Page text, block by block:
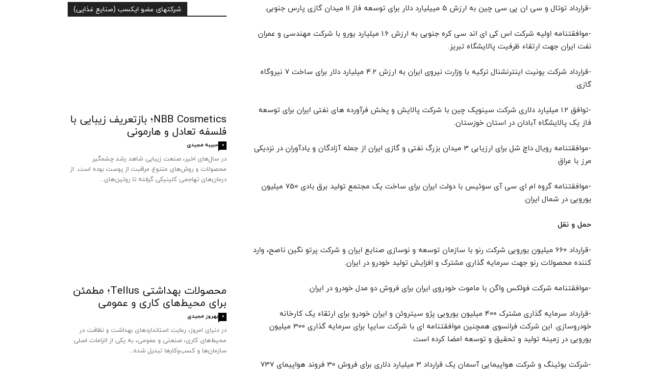
-قرارداد توتال و سی ان پی سی چین به ارزش 5 مییلیارد دلار برای توسعه فاز 11 میدان گازی پارس جنوبی.
-موافقتنامه اولیه شرکت اس کی ای اند سی کره جنوبی به ارزش 1.6 میلیارد یورو با شرکت مهندسی و عمران
نفت ایران جهت ارتقاء ظرفیت پالایشگاه تبریز.
-قرارداد شرکت یونیت اینترنشنال ترکیه با وزارت نیروی ایران به ارزش 4.2 میلیارد دلار برای ساخت 7 نیروگاه
گازی.
-توافق 1.2 میلیارد دلاری شرکت سینوپک چین با شرکت پالایش و پخش فرآورده های نفتی ایران برای توسعه
فاز یک پالایشگاه آبادان در استان خوزستان.
-موافقتنامه رویال داچ شل برای ارزیابی 3 میدان بزرگ نفتی و گازی ایران از جمله آزادگان و یادآوران در نزدیکی
مرز با عراق
-موافقتنامه گروه ام ای سی آی سوئیس با دولت ایران برای ساخت یک مجتمع تولید برق بادی 750 میلیون
یورویی در شمال ایران.
حمل و نقل
-قرارداد 660 میلیون یورویی شرکت رنو با سازمان توسعه و نوسازی صنایع ایران و شرکت پرتو نگین ناصح، وارد
کننده محصولات رنو جهت سرمایه گذاری مشترک و افزایش تولید خودرو در ایران.
-موافقتنامه شرکت فولکس واگن با ماموت خودروی ایران برای فروش دو مدل خودرو در ایران.
-قرارداد سرمایه گذاری مشترک 400 میلیون یورویی پژو سیتروئن و ایران خودرو برای ارتقاء یک کارخانه
خودروسازی. این شرکت فرانسوی همچنین موافقتنامه ای با شرکت سایپا برای سرمایه گذاری 300 میلیون
یورویی در زمینه تولید و تحقیق و توسعه امضا کرده است.
-شرکت بوئینگ و شرکت هواپیمایی آسمان یک قرارداد 3 میلیارد دلاری برای فروش 30 فروند هواپیمای 737
شرکتهای عضو ایکسب (صنایع غذایی)
NBB Cosmetics؛ بازتعریف زیبایی با
فلسفه تعادل و هارمونی
حبیبه مجیدی 0
در سال‌های اخیر، صنعت زیبایی شاهد رشد چشمگیر
محصولات و روش‌های متنوع مراقبت از پوست بوده است. از
درمان‌های تهاجمی کلینیکی گرفته تا روتین‌های...
محصولات بهداشتی Tellus؛ مطمئن
برای محیط‌های کاری و عمومی
بهروز مجیدی 0
در دنیای امروز، رعایت استانداردهای بهداشت و نظافت در
محیط‌های کاری، صنعتی و عمومی، به یکی از الزامات اصلی
سازمان‌ها و کسب‌وکارها تبدیل شده...